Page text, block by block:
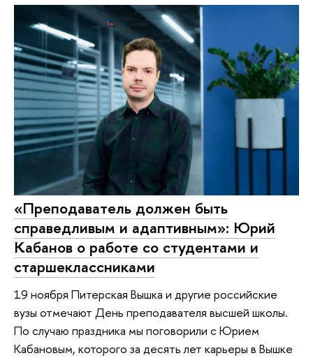
«Преподаватель должен быть
справедливым и адаптивным»: Юрий
Кабанов о работе со студентами и
старшеклассниками
19 ноября Питерская Вышка и другие российские
вузы отмечают День преподавателя высшей школы.
По случаю праздника мы поговорили с Юрием
Кабановым, которого за десять лет карьеры в Вышке